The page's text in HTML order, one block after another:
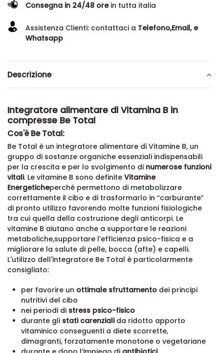
Consegna in 24/48 orein tutta italia
Assistenza Clienti: contattaci a Telefono,Email, e
Whatsapp
Descrizione
Integratore alimentare di Vitamina B in
compresse Be Total
Cos'è Be Total:
Be Total è un integratore alimentare di Vitamine B, un
gruppo di sostanze organiche essenziali indispensabili
per la crescita e per lo svolgimento di numerose funzioni
vitali. Le vitamine B sono definite Vitamine
Energeticheperché permettono di metabolizzare
correttamente il cibo e di trasformarlo in “carburante”
di pronto utilizzo favorendo molte funzioni fisiologiche
tra cui quella della costruzione degli anticorpi. Le
vitamine B aiutano anche a supportare le reazioni
metaboliche,supportare l’efficienza psico-fisica e a
migliorare la salute di pelle, bocca (afte) e capelli.
L'utilizzo dell'integratore Be Total è particolarmente
consigliato:
per favorire un ottimale sfruttamento dei principi
nutritivi del cibo
nei periodi di stress psico-fisico
durante gli stati carenzialida ridotto apporto
vitaminico conseguenti a diete scorrette,
dimagranti, forzatamente monotone o vegetariane